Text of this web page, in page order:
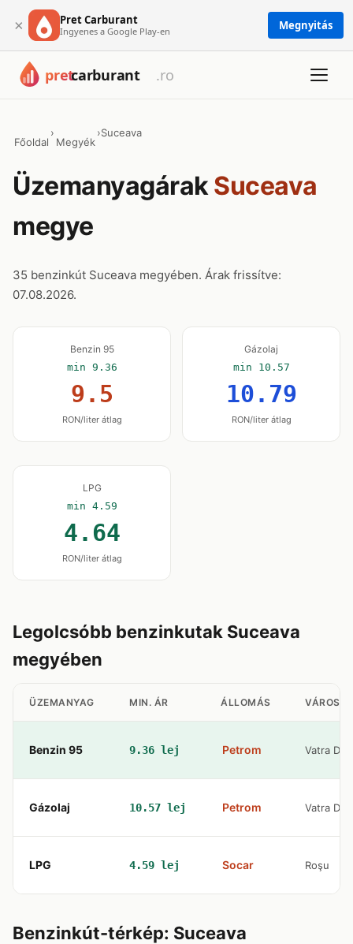
× Pret Carburant
Ingyenes a Google Play-en Megnyitás
Főoldal
›
Megyék
›Suceava
ÜzemanyagárakSuceava
megye
35 benzinkút Suceava megyében. Árak frissítve:
07.08.2026.
Benzin 95
min 9.36
9.5
RON/liter átlag
Gázolaj
min 10.57
10.79
RON/liter átlag
LPG
min 4.59
4.64
RON/liter átlag
Legolcsóbb benzinkutak Suceava
megyében
ÜZEMANYAG MIN. ÁR ÁLLOMÁS VÁROS
Benzin 95 9.36 lej Petrom Vatra
Gázolaj 10.57 lej Petrom Vatra
LPG 4.59 lej Socar Roşu
Benzinkút-térkép: Suceava